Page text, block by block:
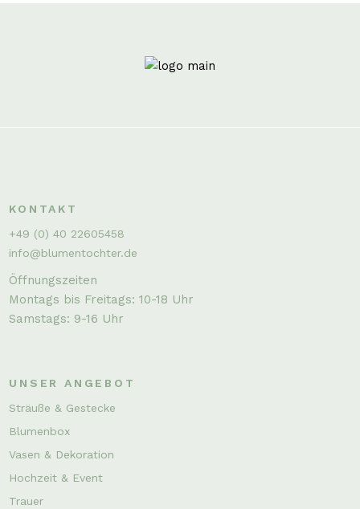
KONTAKT
+49 (0) 40 22605458
info@blumentochter.de
Öffnungszeiten
Montags bis Freitags: 10-18 Uhr
Samstags: 9-16 Uhr
UNSER ANGEBOT
Sträuße & Gestecke
Blumenbox
Vasen & Dekoration
Hochzeit & Event
Trauer